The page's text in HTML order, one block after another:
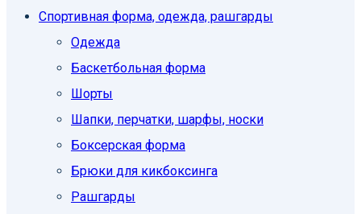
Спортивная форма, одежда, рашгарды
Одежда
Баскетбольная форма
Шорты
Шапки, перчатки, шарфы, носки
Боксерская форма
Брюки для кикбоксинга
Рашгарды